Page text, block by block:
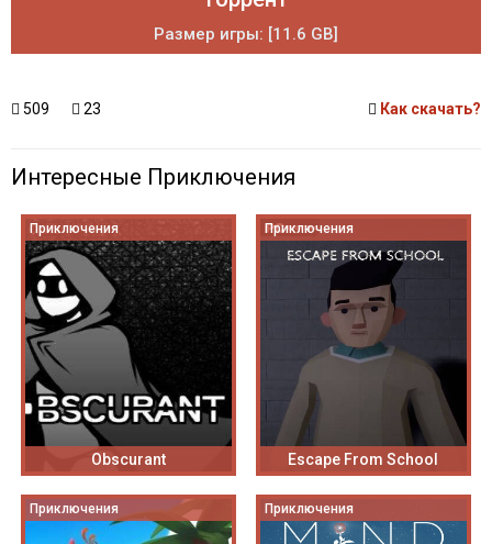
Размер игры: [11.6 GB]
509 23 Как скачать?
Интересные Приключения
Приключения
Obscurant
Приключения
Escape From School
Приключения Приключения